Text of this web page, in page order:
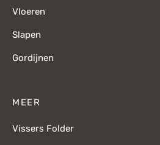
Vloeren
Slapen
Gordijnen
MEER
Vissers Folder